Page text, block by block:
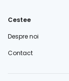
Cestee
Despre noi
Contact